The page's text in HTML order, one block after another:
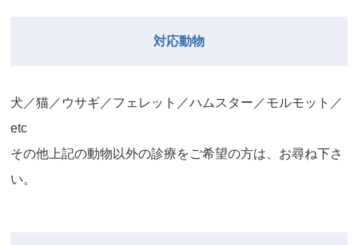
対応動物
⽝／猫／ウサギ／フェレット／ハムスター／モルモット／
etc
その他上記の動物以外の診療をご希望の⽅は、お尋ね下さ
い。